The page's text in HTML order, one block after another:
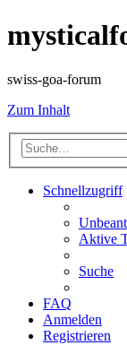
swiss-goa-forum
Zum Inhalt
Schnellzugriff
Aktive
Suche
FAQ
Anmelden
Registrieren